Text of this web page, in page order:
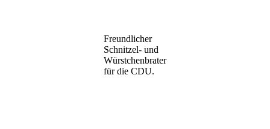
Freundlicher
Schnitzel- und
Würstchenbrater
für die CDU.